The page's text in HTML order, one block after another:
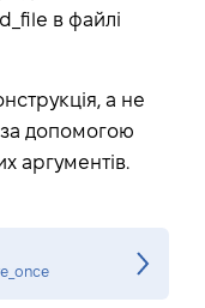
в файлі
а не
за допомогою
аргументів.